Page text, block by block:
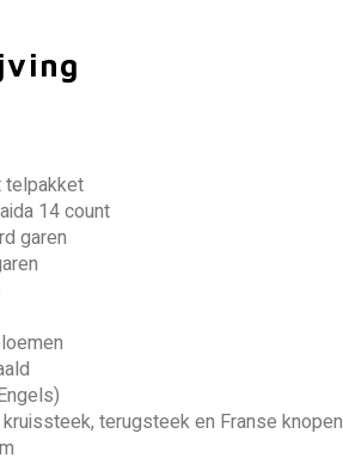
14 count
garen
terugsteek en Franse knopen